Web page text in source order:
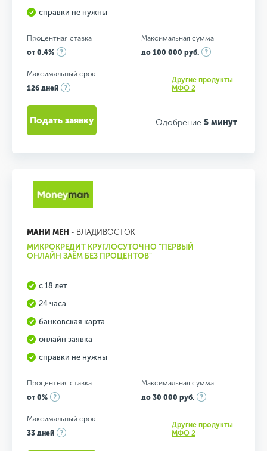
справки не нужны
Процентная ставка
от 0.4%
Максимальная сумма
до 100 000 руб.
Максимальный срок
126 дней
Другие продукты
МФО 2
Одобрение 5 минут
Подать заявку
МАНИ МЕН - ВЛАДИВОСТОК
МИКРОКРЕДИТ КРУГЛОСУТОЧНО "ПЕРВЫЙ
ОНЛАЙН ЗАЁМ БЕЗ ПРОЦЕНТОВ"
с 18 лет
24 часа
банковская карта
онлайн заявка
справки не нужны
Процентная ставка
от 0%
Максимальная сумма
до 30 000 руб.
Максимальный срок
33 дней
Другие продукты
МФО 2